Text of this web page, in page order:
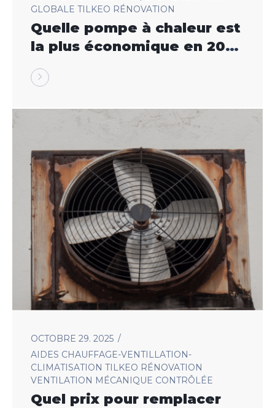
GLOBALE TILKEO RÉNOVATION
Quelle pompe à chaleur est
la plus économique en 2025
?
OCTOBRE 29. 2025
AIDES CHAUFFAGE-VENTILLATION-
CLIMATISATION TILKEO RÉNOVATION
VENTILATION MÉCANIQUE CONTRÔLÉE
Quel prix pour remplacer